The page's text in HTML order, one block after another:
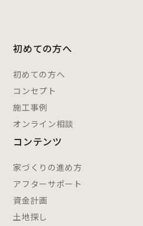
初めての方へ
初めての方へ
コンセプト
施工事例
オンライン相談
コンテンツ
家づくりの進め方
アフターサポート
資金計画
土地探し